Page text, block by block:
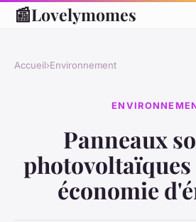
📰Lovelymomes
Accueil›Environnement
Panneaux
photovoltaïques
économie